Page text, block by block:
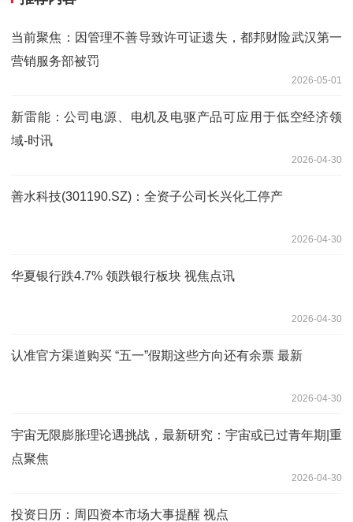
当前聚焦：因管理不善导致许可证遗失，都邦财险武汉第一
营销服务部被罚
2026-05-01
新雷能：公司电源、电机及电驱产品可应用于低空经济领
域-时讯
2026-04-30
善水科技(301190.SZ)：全资子公司长兴化工停产
2026-04-30
华夏银行跌4.7% 领跌银行板块 视焦点讯
2026-04-30
认准官方渠道购买 “五一”假期这些方向还有余票 最新
2026-04-30
宇宙无限膨胀理论遇挑战，最新研究：宇宙或已过青年期|重
点聚焦
2026-04-30
投资日历：周四资本市场大事提醒 视点